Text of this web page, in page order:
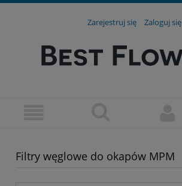
Zarejestruj się Zaloguj się
Filtry węglowe do okapów MPM